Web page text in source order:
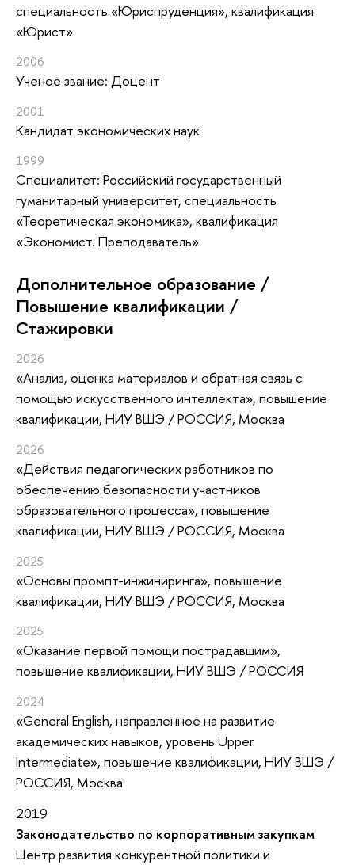
специальность «Юриспруденция», квалификация
«Юрист»
2006
Ученое звание: Доцент
2001
Кандидат экономических наук
1999
Специалитет: Российский государственный
гуманитарный университет, специальность
«Теоретическая экономика», квалификация
«Экономист. Преподаватель»
Дополнительное образование /
Повышение квалификации /
Стажировки
2026
«Анализ, оценка материалов и обратная связь с
помощью искусственного интеллекта», повышение
квалификации, НИУ ВШЭ / РОССИЯ, Москва
2026
«Действия педагогических работников по
обеспечению безопасности участников
образовательного процесса», повышение
квалификации, НИУ ВШЭ / РОССИЯ, Москва
2025
«Основы промпт-инжиниринга», повышение
квалификации, НИУ ВШЭ / РОССИЯ, Москва
2025
«Оказание первой помощи пострадавшим»,
повышение квалификации, НИУ ВШЭ / РОССИЯ
2024
«General English, направленное на развитие
академических навыков, уровень Upper
Intermediate», повышение квалификации, НИУ ВШЭ /
РОССИЯ, Москва
2019
Законодательство по корпоративным закупкам
Центр развития конкурентной политики и